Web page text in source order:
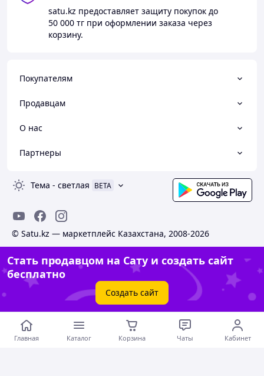
satu.kz предоставляет защиту покупок до
50 000 тг при оформлении заказа через
корзину.
Покупателям
Продавцам
О нас
Партнеры
Тема - светлая BETA
© Satu.kz — маркетплейс Казахстана, 2008-2026
Стать продавцом на Сату и создать сайт
бесплатно
Создать сайт
Главная Каталог Корзина Чаты Кабинет